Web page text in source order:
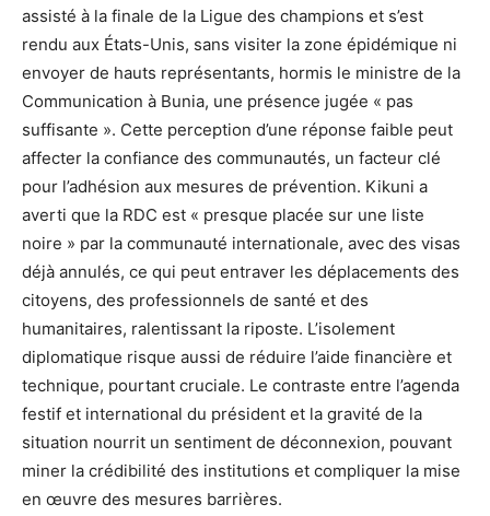
assisté à la finale de la Ligue des champions et s’est
rendu aux États-Unis, sans visiter la zone épidémique ni
envoyer de hauts représentants, hormis le ministre de la
Communication à Bunia, une présence jugée « pas
suffisante ». Cette perception d’une réponse faible peut
affecter la confiance des communautés, un facteur clé
pour l’adhésion aux mesures de prévention. Kikuni a
averti que la RDC est « presque placée sur une liste
noire » par la communauté internationale, avec des visas
déjà annulés, ce qui peut entraver les déplacements des
citoyens, des professionnels de santé et des
humanitaires, ralentissant la riposte. L’isolement
diplomatique risque aussi de réduire l’aide financière et
technique, pourtant cruciale. Le contraste entre l’agenda
festif et international du président et la gravité de la
situation nourrit un sentiment de déconnexion, pouvant
miner la crédibilité des institutions et compliquer la mise
en œuvre des mesures barrières.